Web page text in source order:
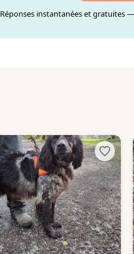
Réponses instantanées et gratuites